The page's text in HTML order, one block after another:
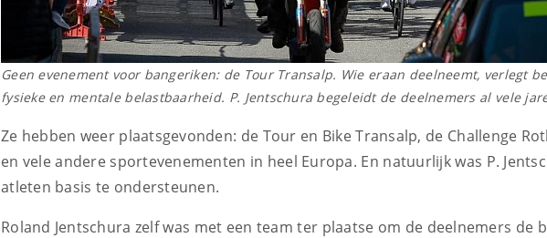
Geen evenement voor bangeriken: de Tour Transalp. Wie eraan deelneemt, verlegt
fysieke en mentale belastbaarheid. P. Jentschura begeleidt de deelnemers al vele
Ze hebben weer plaatsgevonden: de Tour en Bike Transalp, de Challenge
en vele andere sportevenementen in heel Europa. En natuurlijk was P.
atleten basis te ondersteunen.
Roland Jentschura zelf was met een team ter plaatse om de deelnemers de